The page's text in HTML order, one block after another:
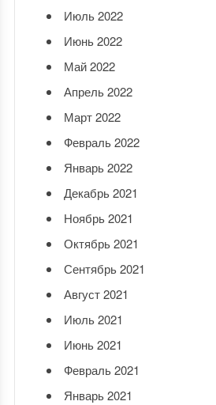
Июль 2022
Июнь 2022
Май 2022
Апрель 2022
Март 2022
Февраль 2022
Январь 2022
Декабрь 2021
Ноябрь 2021
Октябрь 2021
Сентябрь 2021
Август 2021
Июль 2021
Июнь 2021
Февраль 2021
Январь 2021